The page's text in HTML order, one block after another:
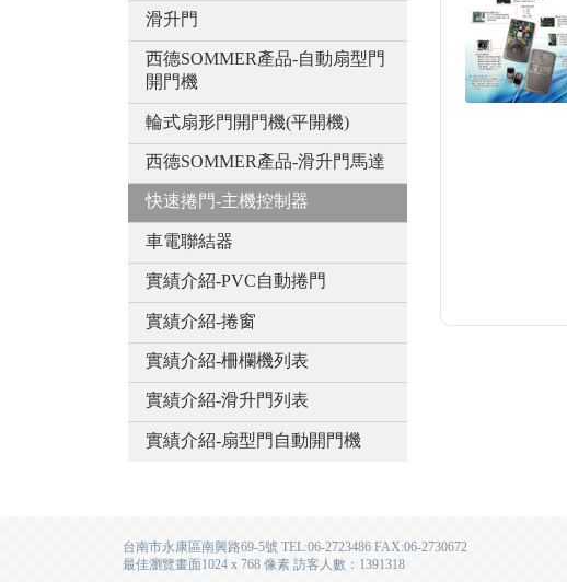
滑升門
西德SOMMER產品-自動扇型門
開門機
輪式扇形門開門機(平開機)
西德SOMMER產品-滑升門馬達
快速捲門-主機控制器
車電聯結器
實績介紹-PVC自動捲門
實績介紹-捲窗
實績介紹-柵欄機列表
實績介紹-滑升門列表
實績介紹-扇型門自動開門機
台南市永康區南興路69-5號 TEL:06-2723486 FAX:06-2730672
最佳瀏覽畫面1024 x 768 像素 訪客人數：1391318